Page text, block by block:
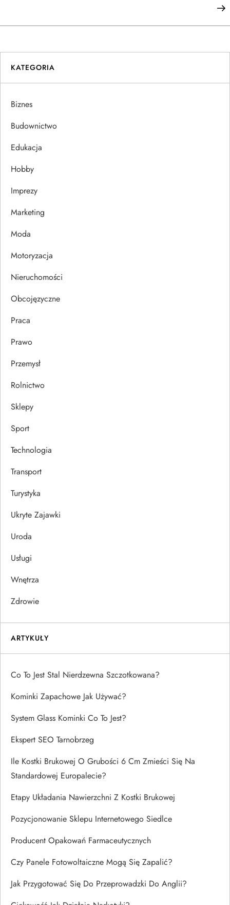
w
i
g
a
c
a
w
p
u
KATEGORIA
Biznes
Budownictwo
Edukacja
Hobby
Imprezy
Marketing
Moda
Motoryzacja
Nieruchomości
Obcojęzyczne
Praca
Prawo
Przemysł
Rolnictwo
Sklepy
Sport
Technologia
Transport
Turystyka
Ukryte Zajawki
Uroda
Usługi
Wnętrza
Zdrowie
ARTYKUŁY
Co To Jest Stal Nierdzewna Szczotkowana?
Kominki Zapachowe Jak Używać?
System Glass Kominki Co To Jest?
Ekspert SEO Tarnobrzeg
Ile Kostki Brukowej O Grubości 6 Cm Zmieści Się Na
Standardowej Europalecie?
Etapy Układania Nawierzchni Z Kostki Brukowej
Pozycjonowanie Sklepu Internetowego Siedlce
Producent Opakowań Farmaceutycznych
Czy Panele Fotowoltaiczne Mogą Się Zapalić?
Jak Przygotować Się Do Przeprowadzki Do Anglii?